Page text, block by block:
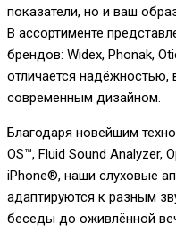
показатели, но и ваш
В ассортименте
брендов: Widex, Phonak,
отличается надёжностью,
современным дизайном.
Благодаря новейшим
OS™, Fluid Sound Analyzer,
iPhone®, наши слуховые
адаптируются к разным
беседы до оживлённой